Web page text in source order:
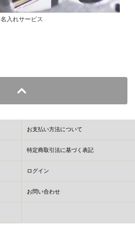
名入れサービス
お支払い方法について
特定商取引法に基づく表記
ログイン
お問い合わせ